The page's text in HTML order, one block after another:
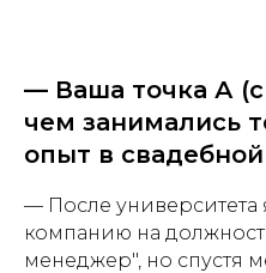
— Ваша точка А
чем занимались
опыт в
— После университета
компанию на
менеджер", но спустя